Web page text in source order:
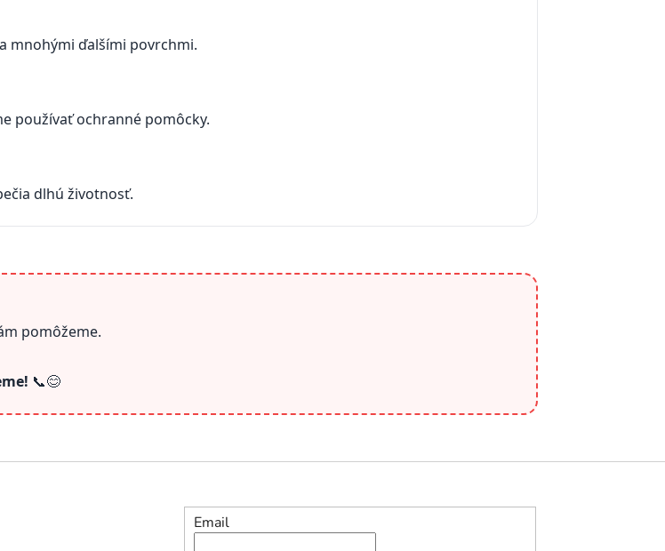
mnohými ďalšími povrchmi.
používať ochranné pomôcky.
dlhú životnosť.
pomôžeme.
📞😊
Email